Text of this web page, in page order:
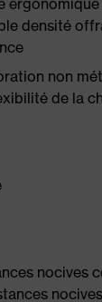
ergonomique
densité
non
de la
nocives